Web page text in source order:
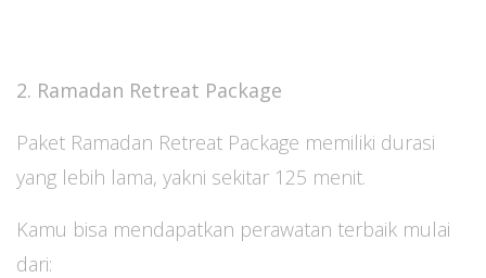
2. Ramadan Retreat Package
Paket Ramadan Retreat Package memiliki durasi
yang lebih lama, yakni sekitar 125 menit.
Kamu bisa mendapatkan perawatan terbaik mulai
dari: